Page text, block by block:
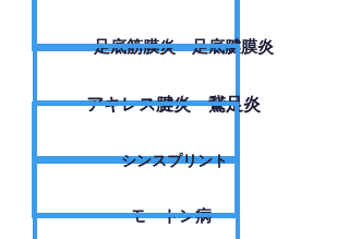
足底筋膜炎・足底腱膜炎
アキレス腱炎・鵞足炎
シンスプリント
モートン病